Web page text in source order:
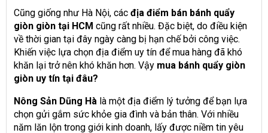
Cũng giống như Hà Nội, các địa điểm bán bánh quẩy
giòn giòn tại HCM cũng rất nhiều. Đặc biệt, do điều kiện
về thời gian tại đây ngày càng bị hạn chế bởi công việc.
Khiến việc lựa chọn địa điểm uy tín để mua hàng đã khó
khăn lại trở nên khó khăn hơn. Vậy mua bánh quẩy giòn
giòn uy tín tại đâu?
Nông Sản Dũng Hà là một địa điểm lý tưởng để bạn lựa
chọn gửi gắm sức khỏe gia đình và bản thân. Với nhiều
năm lăn lộn trong giới kinh doanh, lấy được niềm tin yêu